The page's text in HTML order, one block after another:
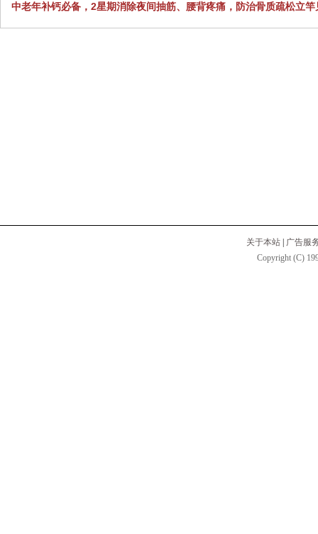
中老年补钙必备，2星期消除夜间抽筋、腰背疼痛，防治骨质疏松立竿
关于本站
广告服
Copyright (C)